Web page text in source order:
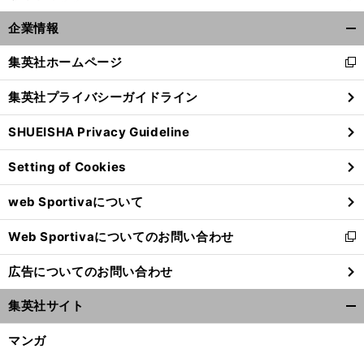
企業情報
閉
る
集英社ホームページ
新
し
い
ウ
ィ
ン
ド
ウ
で
開
く
集英社プライバシーガイドライン
SHUEISHA Privacy Guideline
Setting of Cookies
web Sportivaについて
Web Sportivaについてのお問い合わせ
新
し
い
ウ
ィ
ン
広告についてのお問い合わせ
集英社サイト
マンガ